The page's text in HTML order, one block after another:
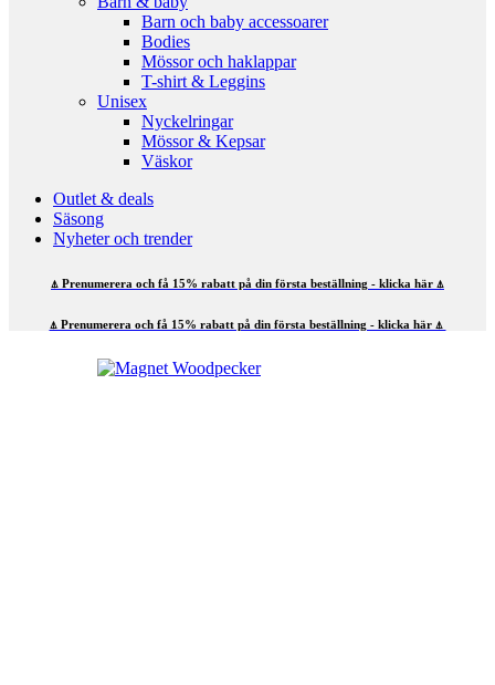
Barn och baby accessoarer
Bodies
Mössor och haklappar
T-shirt & Leggins
Unisex
Nyckelringar
Mössor & Kepsar
Väskor
Outlet & deals
Säsong
Nyheter och trender
⍋ Prenumerera och få 15% rabatt på din första beställning - klicka här ⍋
⍋ Prenumerera och få 15% rabatt på din första beställning - klicka här ⍋